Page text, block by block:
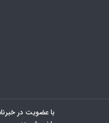
با عضویت در